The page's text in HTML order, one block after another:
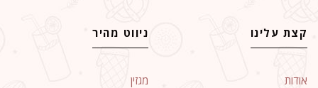
קצת עלינו
אודות
ניווט מהיר
מגזין